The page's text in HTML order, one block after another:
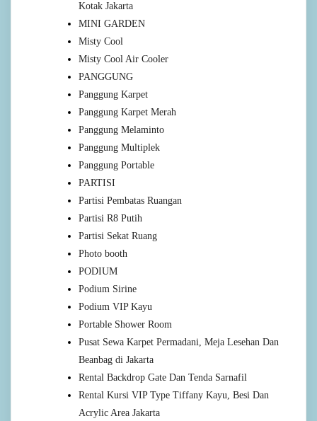
Kotak Jakarta
MINI GARDEN
Misty Cool
Misty Cool Air Cooler
PANGGUNG
Panggung Karpet
Panggung Karpet Merah
Panggung Melaminto
Panggung Multiplek
Panggung Portable
PARTISI
Partisi Pembatas Ruangan
Partisi R8 Putih
Partisi Sekat Ruang
Photo booth
PODIUM
Podium Sirine
Podium VIP Kayu
Portable Shower Room
Pusat Sewa Karpet Permadani, Meja Lesehan Dan
Beanbag di Jakarta
Rental Backdrop Gate Dan Tenda Sarnafil
Rental Kursi VIP Type Tiffany Kayu, Besi Dan
Acrylic Area Jakarta